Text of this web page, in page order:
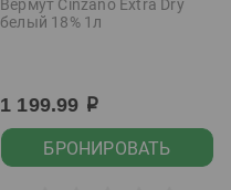
Вермут Cinzano Extra Dry
белый 18% 1л
1 199.99 р
БРОНИРОВАТЬ